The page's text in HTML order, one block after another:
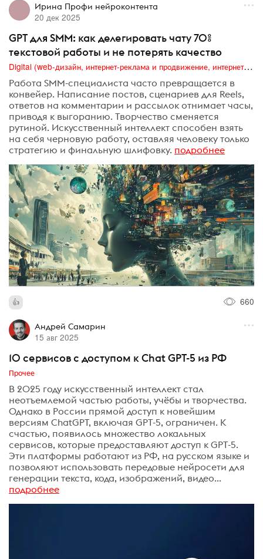
Ирина Профи нейроконтента
20 дек 2025
GPT для SMM: как делегировать чату 70%
текстовой работы и не потерять качество
Digital (web-дизайн, интернет-реклама и продвижение, интернет-сообщества и блоги, интернет-коммуникации, мобильный маркетинг, реклама на цифровых экранах)
Работа SMM-специалиста часто превращается в
конвейер. Написание постов, сценариев для Reels,
ответов на комментарии и рассылок отнимает часы,
приводя к выгоранию. Творчество сменяется
рутиной. Искусственный интеллект способен взять
на себя черновую работу, оставляя человеку только
стратегию и финальную шлифовку. подробнее
660
Андрей Самарин
15 авг 2025
10 сервисов с доступом к Chat GPT-5 из РФ
Прочее
В 2025 году искусственный интеллект стал
неотъемлемой частью работы, учёбы и творчества.
Однако в России прямой доступ к новейшим
версиям ChatGPT, включая GPT-5, ограничен. К
счастью, появилось множество локальных
сервисов, которые предоставляют доступ к GPT-5.
Эти платформы работают из РФ, на русском языке и
позволяют использовать передовые нейросети для
генерации текста, кода, изображений, видео...
подробнее